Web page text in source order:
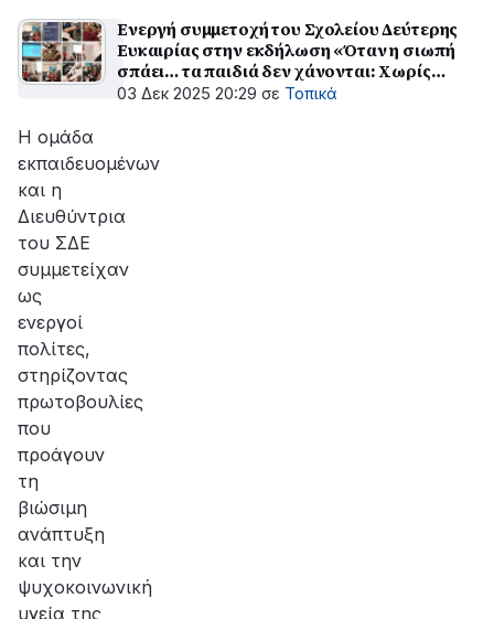
Ενεργή συμμετοχή του Σχολείου Δεύτερης
Ευκαιρίας στην εκδήλωση «Όταν η σιωπή
σπάει… τα παιδιά δεν χάνονται: Χωρίς
ουσίες – Χωρίς φόβο – Με επιλογές ζωής»
03 Δεκ 2025 20:29 σε Τοπικά
Η ομάδα
εκπαιδευομένων
και η
Διευθύντρια
του ΣΔΕ
συμμετείχαν
ως
ενεργοί
πολίτες,
στηρίζοντας
πρωτοβουλίες
που
προάγουν
τη
βιώσιμη
ανάπτυξη
και την
ψυχοκοινωνική
υγεία της